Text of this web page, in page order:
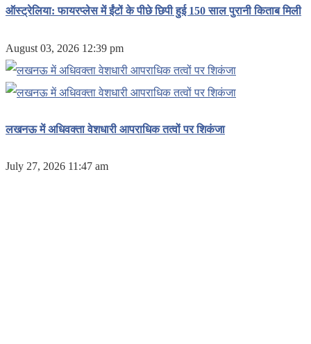
ऑस्ट्रेलिया: फायरप्लेस में ईंटों के पीछे छिपी हुई 150 साल पुरानी किताब मिली
August 03, 2026 12:39 pm
लखनऊ में अधिवक्ता वेशधारी आपराधिक तत्वों पर शिकंजा
July 27, 2026 11:47 am